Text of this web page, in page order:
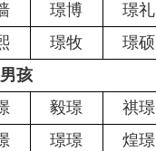
璟博 璟礼
璟牧 璟硕
孩
毅璟 祺璟
璟璟 煌璟